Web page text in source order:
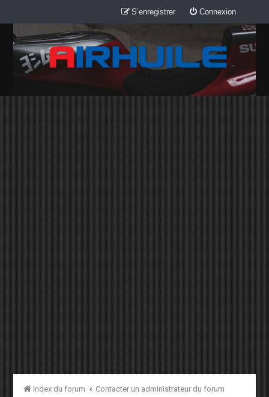
Connexion
S’enregistrer
Index du forum Contacter un administrateur du forum